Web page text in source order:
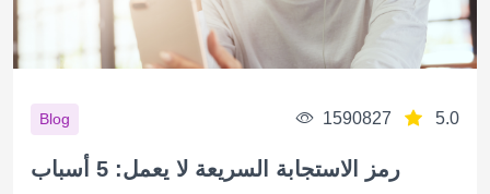
Blog 1590827 5.0
رمز الاستجابة السريعة لا يعمل: 5 أسباب